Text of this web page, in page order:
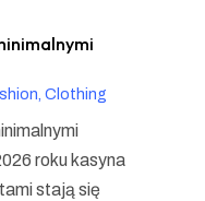
Clothing
roku kasyna
stają się